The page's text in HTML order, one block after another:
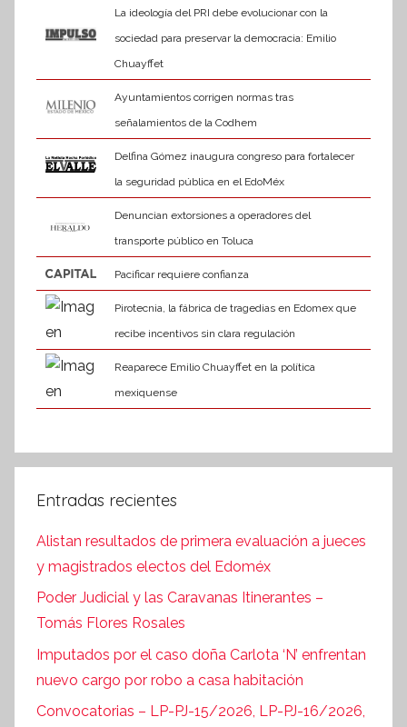
La ideología del PRI debe evolucionar con la
sociedad para preservar la democracia: Emilio
Chuayffet
Ayuntamientos corrigen normas tras
señalamientos de la Codhem
Delfina Gómez inaugura congreso para fortalecer
la seguridad pública en el EdoMéx
Denuncian extorsiones a operadores del
transporte público en Toluca
Pacificar requiere confianza
Pirotecnia, la fábrica de tragedias en Edomex que
recibe incentivos sin clara regulación
Reaparece Emilio Chuayffet en la política
mexiquense
Entradas recientes
Alistan resultados de primera evaluación a jueces
y magistrados electos del Edoméx
Poder Judicial y las Caravanas Itinerantes –
Tomás Flores Rosales
Imputados por el caso doña Carlota ‘N’ enfrentan
nuevo cargo por robo a casa habitación
Convocatorias – LP-PJ-15/2026, LP-PJ-16/2026,